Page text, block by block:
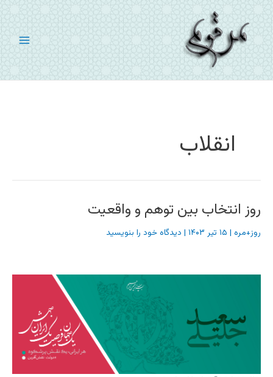
پرش
به
محتوا
انقلاب
روز انتخاب بین توهم و واقعیت
روز+مره | ۱۵ تیر ۱۴۰۳ | دیدگاه‌ خود را بنویسید